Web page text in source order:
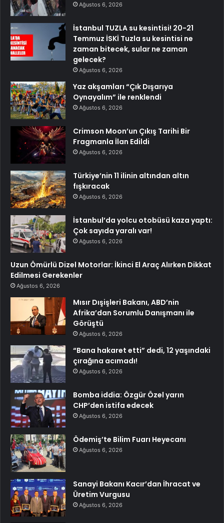
Ağustos 6, 2026
İstanbul TUZLA su kesintisi! 20-21
Temmuz İSKİ Tuzla su kesintisi ne
zaman bitecek, sular ne zaman
gelecek?
Ağustos 6, 2026
Yaz akşamları “Çık Dışarıya
Oynayalım” ile renklendi
Ağustos 6, 2026
Crimson Moon’un Çıkış Tarihi Bir
Fragmanla İlan Edildi
Ağustos 6, 2026
Türkiye’nin 11 ilinin altından altın
fışkıracak
Ağustos 6, 2026
İstanbul’da yolcu otobüsü kaza yaptı:
Çok sayıda yaralı var!
Ağustos 6, 2026
Uzun Ömürlü Dizel Motorlar: İkinci El Araç Alırken Dikkat
Edilmesi Gerekenler
Ağustos 6, 2026
Mısır Dışişleri Bakanı, ABD’nin
Afrika’dan Sorumlu Danışmanı ile
Görüştü
Ağustos 6, 2026
“Bana hakaret etti” dedi, 12 yaşındaki
çırağına acımadı!
Ağustos 6, 2026
Bomba iddia: Özgür Özel yarın
CHP’den istifa edecek
Ağustos 6, 2026
Ödemiş’te Bilim Fuarı Heyecanı
Ağustos 6, 2026
Sanayi Bakanı Kacır’dan İhracat ve
Üretim Vurgusu
Ağustos 6, 2026